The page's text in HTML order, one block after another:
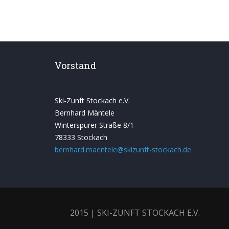
Vorstand
Ski-Zunft Stockach e.V.
Bernhard Mäntele
Winterspürer Straße 8/1
78333 Stockach
bernhard.maentele@skizunft-stockach.de
2015 | SKI-ZUNFT STOCKACH E.V.